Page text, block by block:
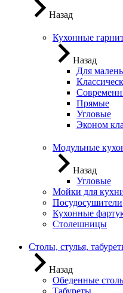
Назад
Кухонные
Назад
Для
Прямые
Угловые
Эконом
Модульные
Назад
Угловые
Мойки для
Посудосушители
Кухонные
Столешницы
Столы, стулья,
Назад
Обеденные
Табуреты